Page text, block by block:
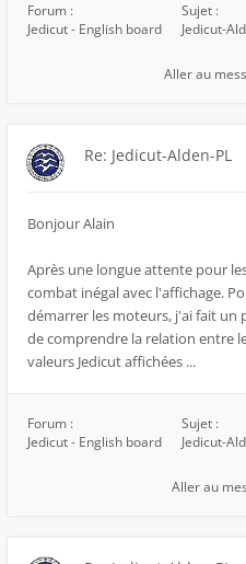
Forum :
Jedicut - English board
Sujet :
Jedicut-
Aller au
Re: Jedicut-Alden-PL
Bonjour Alain
Après une longue attente pour
combat inégal avec l'affichage.
démarrer les moteurs, j'ai fait un
de comprendre la relation entre
valeurs Jedicut affichées ...
Forum :
Jedicut - English board
Sujet :
Jedicut-
Aller au